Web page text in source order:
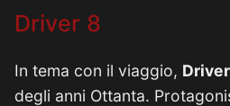
Driver 8
In tema con il viaggio,
degli anni Ottanta.